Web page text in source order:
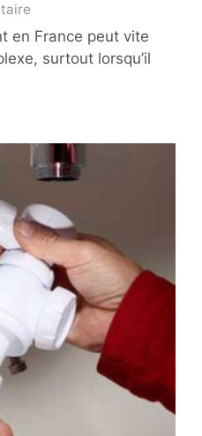
Un
évènement
?
Essence
Ciel
et
leurs
monte-
charges
en France peut vite
surtout lorsqu’il